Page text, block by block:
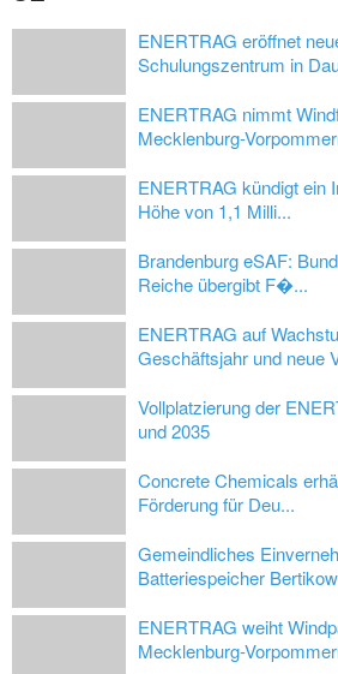
ENERTRAG eröffnet
Schulungszentrum in
ENERTRAG nimmt
Mecklenburg-
ENERTRAG kündigt ein
Höhe von 1,1 Milli...
Brandenburg eSAF:
Reiche übergibt F�...
ENERTRAG auf
Geschäftsjahr und neue
Vollplatzierung der
und 2035
Concrete Chemicals
Förderung für Deu...
Gemeindliches
Batteriespeicher
ENERTRAG weiht
Mecklenburg-